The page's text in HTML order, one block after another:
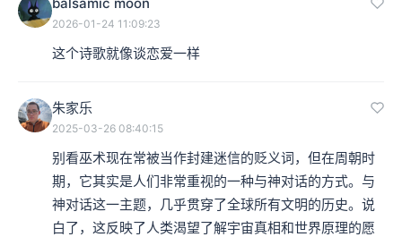
2026-01-24 11:09:23
这个诗歌就像谈恋爱一样
朱家乐
2025-03-26 08:40:15
别看巫术现在常被当作封建迷信的贬义词，但在周朝时
期，它其实是人们非常重视的一种与神对话的方式。与
神对话这一主题，几乎贯穿了全球所有文明的历史。说
白了，这反映了人类渴望了解宇宙真相和世界原理的愿